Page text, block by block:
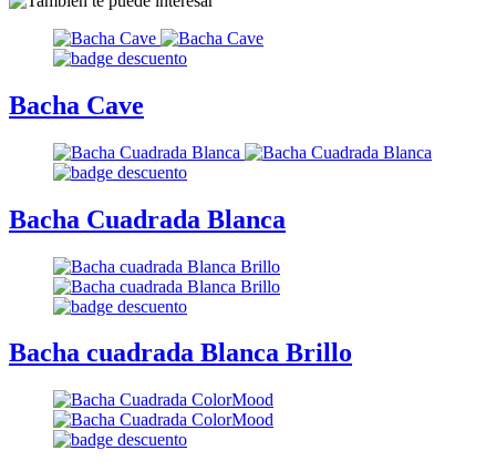
Bacha Cave
Bacha Cuadrada Blanca
Bacha cuadrada Blanca Brillo